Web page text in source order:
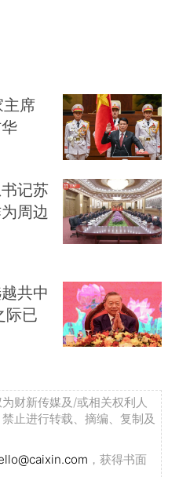
主席
记苏
周边
共中
际已
财新传媒及/或相关权利人
止进行转载、摘编、复制及
，获得书面